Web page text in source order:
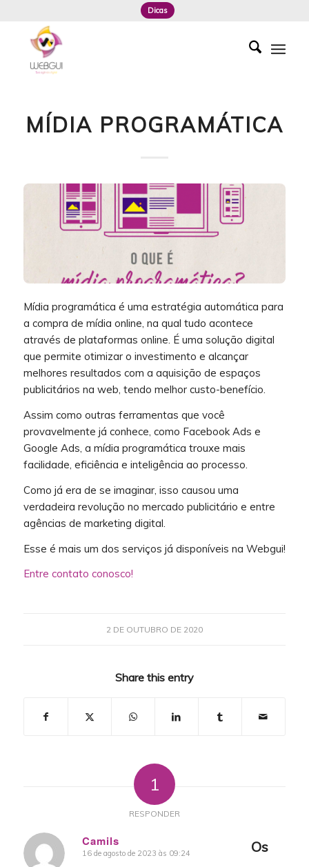
Dicas
MÍDIA PROGRAMÁTICA
Mídia programática é uma estratégia automática para
a compra de mídia online, na qual tudo acontece
através de plataformas online. É uma solução digital
que permite otimizar o investimento e alcançar
melhores resultados com a aquisição de espaços
publicitários na web, tendo melhor custo-benefício.
Assim como outras ferramentas que você
provavelmente já conhece, como Facebook Ads e
Google Ads, a mídia programática trouxe mais
facilidade, eficiência e inteligência ao processo.
Como já era de se imaginar, isso causou uma
verdadeira revolução no mercado publicitário e entre
agências de marketing digital.
Esse é mais um dos serviços já disponíveis na Webgui!
Entre contato conosco!
2 DE OUTUBRO DE 2020
Share this entry
1
RESPONDER
Camils
says:
16 de agosto de 2023 às 09:24 Os